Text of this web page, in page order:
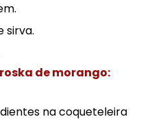
sirva.
de morango:
na coqueteleira